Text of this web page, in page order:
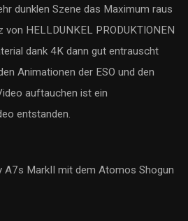
dunklen Szene das Maximum raus
HELLDUNKEL PRODUKTIONEN
dank 4K dann gut entrauscht
Animationen der ESO und den
auftauchen ist ein
entstanden.
A7s MarkII mit dem Atomos Shogun